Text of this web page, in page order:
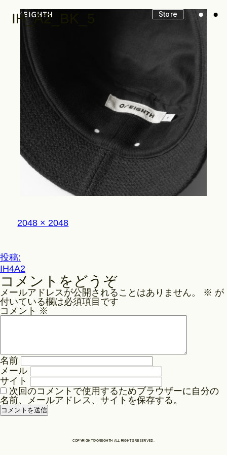
Store
Look
Construction
Product Lineup
News
Store
IH_A2_BK_5
フ
ル
ズ
2048 × 2048
投
稿
ナ
ビ
ゲ
ョ
ン
投稿:
IH4A2
コメントをどうぞ
メールアドレスが公開されることはありません。 ※ が
付いている欄は必須項目です
コメント ※
名前
メール
サイト
次回のコメントで使用するためブラウザーに自分の
名前、メールアドレス、サイトを保存する。
COPYRIGHT©O/EIGHTH ALL RIGHTS RESERVED.